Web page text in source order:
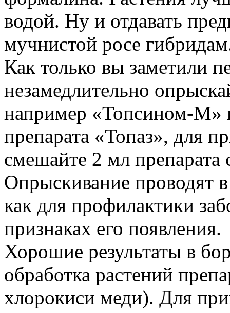
водой. Ну и отдавать
мучнистой росе
Как только вы заметили
незамедлительно
например «Топсином-М»
препарата «Топаз», для
смешайте 2 мл препарата
Опрыскивание проводят
как для профилактики
признаках его появления.
Хорошие результаты в
обработка растений
хлорокиси меди). Для